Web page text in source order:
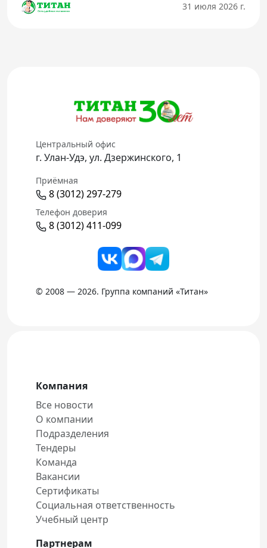
31 июля 2026 г.
Центральный офис
г. Улан-Удэ, ул. Дзержинского, 1
Приёмная
8 (3012) 297-279
Телефон доверия
8 (3012) 411-099
© 2008 — 2026. Группа компаний «Титан»
Компания
Все новости
О компании
Подразделения
Тендеры
Команда
Вакансии
Сертификаты
Социальная ответственность
Учебный центр
Партнерам